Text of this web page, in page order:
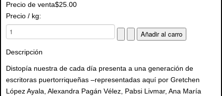
Precio de venta$25.00
Precio / kg:
Descripción
Distopía nuestra de cada día presenta a una generación de
escritoras puertorriqueñas –representadas aquí por Gretchen
López Ayala, Alexandra Pagán Vélez, Pabsi Livmar, Ana María